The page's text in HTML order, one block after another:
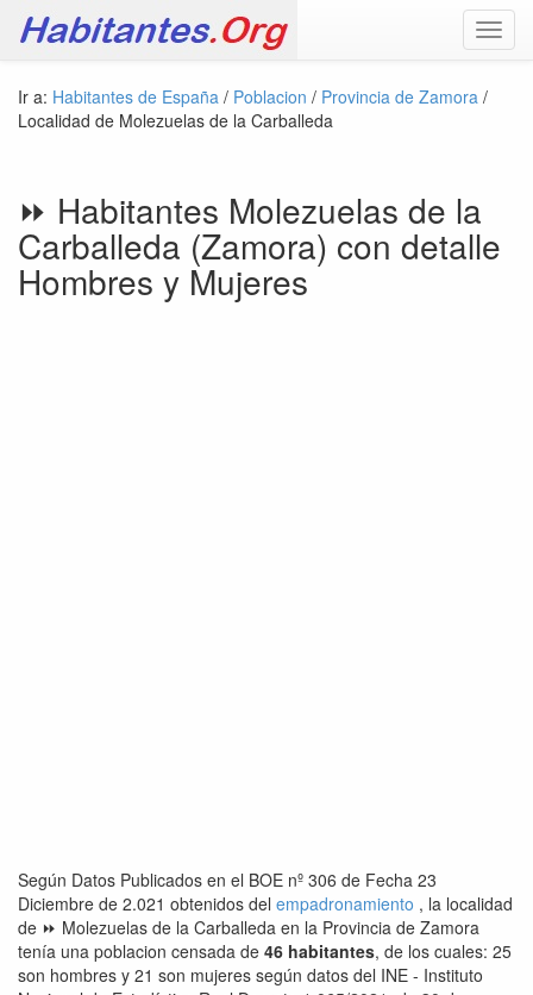
Ir a: Habitantes de España / Poblacion / Provincia de Zamora /
Localidad de Molezuelas de la Carballeda
⏩ Habitantes Molezuelas de la
Carballeda (Zamora) con detalle
Hombres y Mujeres
Según Datos Publicados en el BOE nº 306 de Fecha 23
Diciembre de 2.021 obtenidos del empadronamiento , la localidad
de ⏩ Molezuelas de la Carballeda en la Provincia de Zamora
tenía una poblacion censada de 46 habitantes, de los cuales: 25
son hombres y 21 son mujeres según datos del INE - Instituto